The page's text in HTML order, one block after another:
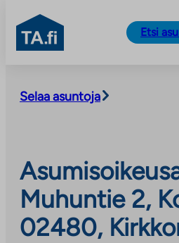
sisältöön
TA.fi
Etsi
Selaa asuntoja
Muhuntie 2,
02480,